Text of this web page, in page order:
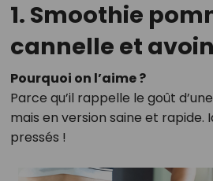
1. Smoothie
cannelle et
Pourquoi on l’aime ?
Parce qu’il rappelle le goût
mais en version saine et rapide.
pressés !